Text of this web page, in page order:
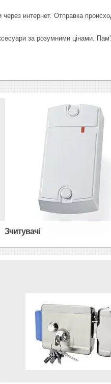
интернет. Отправка
за розумними цінами.
Зчитувачі